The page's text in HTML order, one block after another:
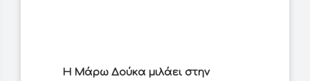
Η Μάρω Δούκα μιλάει στην